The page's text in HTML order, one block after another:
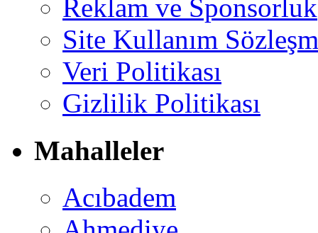
Reklam ve Sponsorluk
Site Kullanım
Veri Politikası
Gizlilik Politikası
Mahalleler
Acıbadem